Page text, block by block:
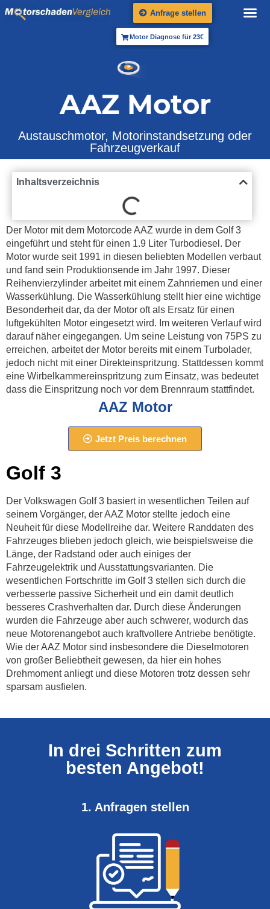
Anfrage stellen
Motor Diagnose für 23€
AAZ Motor
Austauschmotor, Motorinstandsetzung oder
Fahrzeugverkauf
Inhaltsverzeichnis
Der Motor mit dem Motorcode AAZ wurde in dem Golf 3
eingeführt und steht für einen 1.9 Liter Turbodiesel. Der
Motor wurde seit 1991 in diesen beliebten Modellen verbaut
und fand sein Produktionsende im Jahr 1997. Dieser
Reihenvierzylinder arbeitet mit einem Zahnriemen und einer
Wasserkühlung. Die Wasserkühlung stellt hier eine wichtige
Besonderheit dar, da der Motor oft als Ersatz für einen
luftgekühlten Motor eingesetzt wird. Im weiteren Verlauf wird
darauf näher eingegangen. Um seine Leistung von 75PS zu
erreichen, arbeitet der Motor bereits mit einem Turbolader,
jedoch nicht mit einer Direkteinspritzung. Stattdessen kommt
eine Wirbelkammereinspritzung zum Einsatz, was bedeutet
dass die Einspritzung noch vor dem Brennraum stattfindet.
AAZ Motor
Jetzt Preis berechnen
Golf 3
Der Volkswagen Golf 3 basiert in wesentlichen Teilen auf
seinem Vorgänger, der AAZ Motor stellte jedoch eine
Neuheit für diese Modellreihe dar. Weitere Randdaten des
Fahrzeuges blieben jedoch gleich, wie beispielsweise die
Länge, der Radstand oder auch einiges der
Fahrzeugelektrik und Ausstattungsvarianten. Die
wesentlichen Fortschritte im Golf 3 stellen sich durch die
verbesserte passive Sicherheit und ein damit deutlich
besseres Crashverhalten dar. Durch diese Änderungen
wurden die Fahrzeuge aber auch schwerer, wodurch das
neue Motorenangebot auch kraftvollere Antriebe benötigte.
Wie der AAZ Motor sind insbesondere die Dieselmotoren
von großer Beliebtheit gewesen, da hier ein hohes
Drehmoment anliegt und diese Motoren trotz dessen sehr
sparsam ausfielen.
In drei Schritten zum
besten Angebot!
1. Anfragen stellen